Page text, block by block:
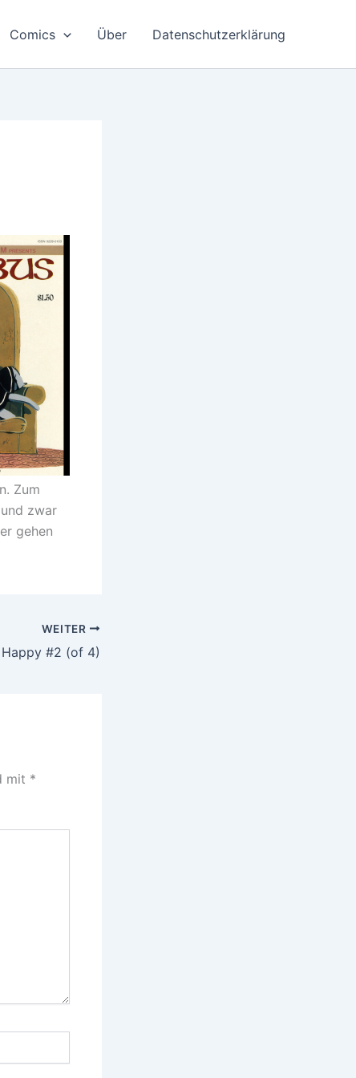
Comics Über Datenschutzerklärung
Zum
zwar
gehen
WEITER
Happy #2 (of 4)
mit *